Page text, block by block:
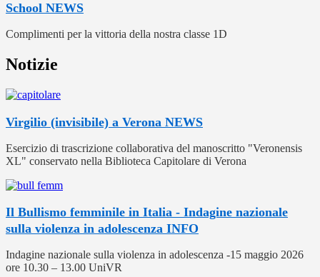
School NEWS
Complimenti per la vittoria della nostra classe 1D
Notizie
Virgilio (invisibile) a Verona NEWS
Esercizio di trascrizione collaborativa del manoscritto "Veronensis
XL" conservato nella Biblioteca Capitolare di Verona
Il Bullismo femminile in Italia - Indagine nazionale
sulla violenza in adolescenza INFO
Indagine nazionale sulla violenza in adolescenza -15 maggio 2026
ore 10.30 – 13.00 UniVR